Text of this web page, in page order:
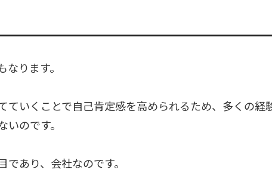
ります。
ていくことで自己肯定感を高められるため、多くの経
のです。
あり、会社なのです。